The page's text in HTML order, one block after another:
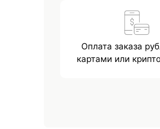
Оплата заказа
картами или